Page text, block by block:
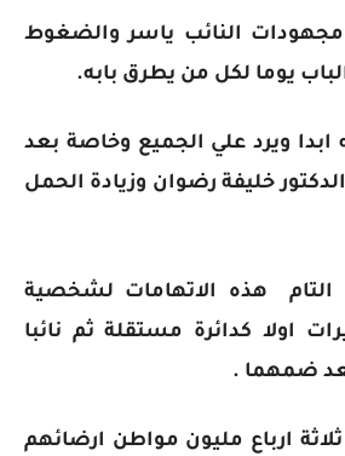
النائب ياسر والضغوط
يوما لكل من يطرق بابه.
ابدا ويرد علي الجميع وخاصة بعد
الدكتور خليفة رضوان وزيادة الحمل
التام هذه الاتهامات لشخصية
اولا كدائرة مستقلة ثم نائبا
ضمهما .
ثلاثة ارباع مليون مواطن ارضائهم